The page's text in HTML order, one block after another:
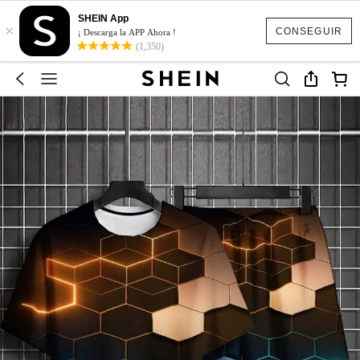
CONSEGUIR
×
SHEIN App
¡ Descarga la APP Ahora !
(1,350)